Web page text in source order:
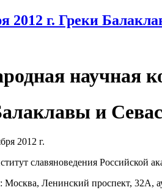
2012 г. Греки
научная
и
2012 г.
славяноведения Российской
Москва, Ленинский проспект, 32А,